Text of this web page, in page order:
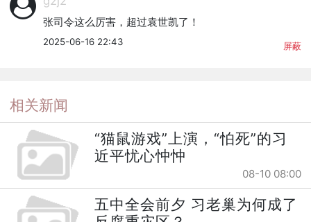
张司令这么厉害，超过袁世凯了！
2025-06-16 22:43 屏蔽
相关新闻
“猫鼠游戏”上演，“怕死”的习
近平忧心忡忡
08-10 08:00
五中全会前夕 习老巢为何成了